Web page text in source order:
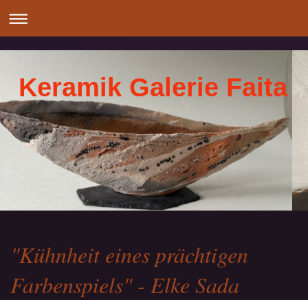
Keramik Galerie Faita
"Kühnheit eines prächtigen
Farbenspiels" - Elke Sada